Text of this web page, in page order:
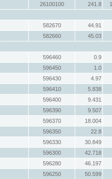
26100100 241.8
582670
44.91
582660
45.03
596460
0.9
596450
1.0
596430
4.97
596410
5.838
596400
9.431
596390
9.507
596370
18.004
596350
22.8
596330
30.849
596300
42.718
596280
46.197
596250
50.599